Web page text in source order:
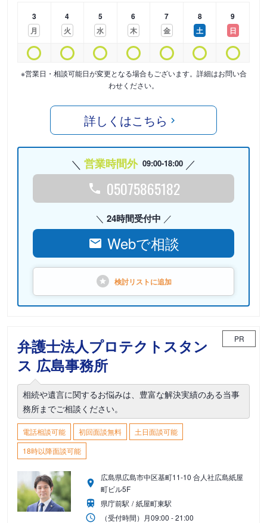
3
月
4
火
5
水
6
木
7
金
8
土
9
日
※営業日・相談可能日が変更となる場合もございます。詳細はお問い合
わせください。
詳しくはこちら
営業時間外 09:00-18:00
05075865182
24時間受付中
Webで相談
検討リストに追加
弁護士法人プロテクトスタン
ス 広島事務所
PR
相続や遺言に関するお悩みは、豊富な解決実績のある当事
務所までご相談ください。
電話相談可能 初回面談無料
土日面談可能
18時以降面談可能
広島県広島市中区基町11-10 合人社広島紙屋
町ビル5F
県庁前駅
紙屋町東駅
（受付時間） 月09:00 - 21:00